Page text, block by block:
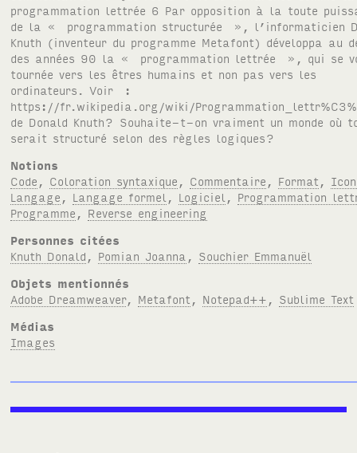
programmation lettrée 6 Par opposition à la toute
de la « programmation structurée », l’informaticien
Knuth (inventeur du programme Metafont) développa au
des années 90 la « programmation lettrée », qui se
tournée vers les êtres humains et non pas vers les
ordinateurs. Voir :
https://fr.wikipedia.org/wiki/
de Donald Knuth? Souhaite-t-on vraiment un monde où
serait structuré selon des règles logiques?
Notions
Code
Coloration syntaxique Commentaire Format
Langage
Langage formel Logiciel
Programmation
Programme
Reverse engineering
Personnes citées
Knuth Donald
Pomian Joanna
Souchier Emmanuël
Objets mentionnés
Adobe Dreamweaver, Metafont Notepad++
Sublime Text
Médias
Images